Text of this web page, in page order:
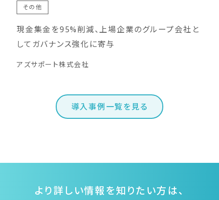
その他
現金集金を95%削減、上場企業のグループ会社と
してガバナンス強化に寄与
アズサポート株式会社
導入事例一覧を見る
より詳しい情報を知りたい方は、